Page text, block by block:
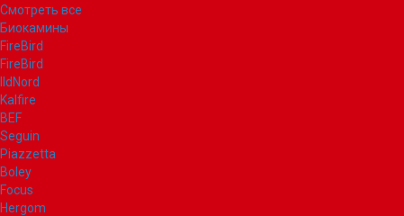
Смотреть все
Биокамины
FireBird
FireBird
IldNord
Kalfire
BEF
Seguin
Piazzetta
Boley
Focus
Hergom